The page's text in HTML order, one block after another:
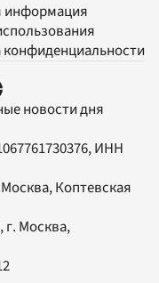
информация
новости дня
ИНН
Коптевская
, г. Москва,